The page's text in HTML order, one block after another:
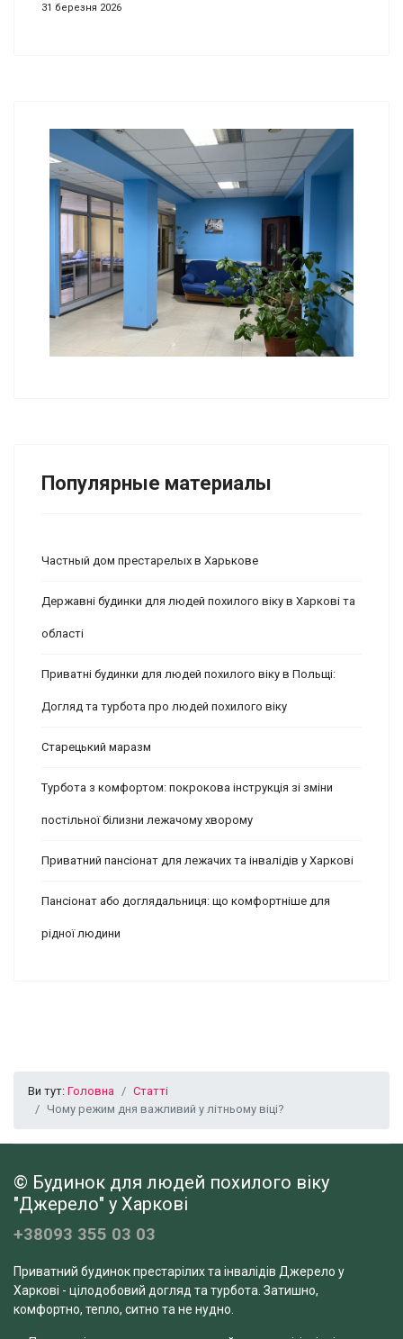
31 березня 2026
Популярные материалы
Частный дом престарелых в Харькове
Державні будинки для людей похилого віку в Харкові та
області
Приватні будинки для людей похилого віку в Польщі:
Догляд та турбота про людей похилого віку
Старецький маразм
Турбота з комфортом: покрокова інструкція зі зміни
постільної білизни лежачому хворому
Приватний пансіонат для лежачих та інвалідів у Харкові
Пансіонат або доглядальниця: що комфортніше для
рідної людини
Ви тут: Головна
Статті
Чому режим дня важливий у літньому віці?
© Будинок для людей похилого віку
"Джерело" у Харкові
+38093 355 03 03
Приватний будинок престарілих та інвалідів Джерело у
Харкові - цілодобовий догляд та турбота. Затишно,
комфортно, тепло, ситно та не нудно.